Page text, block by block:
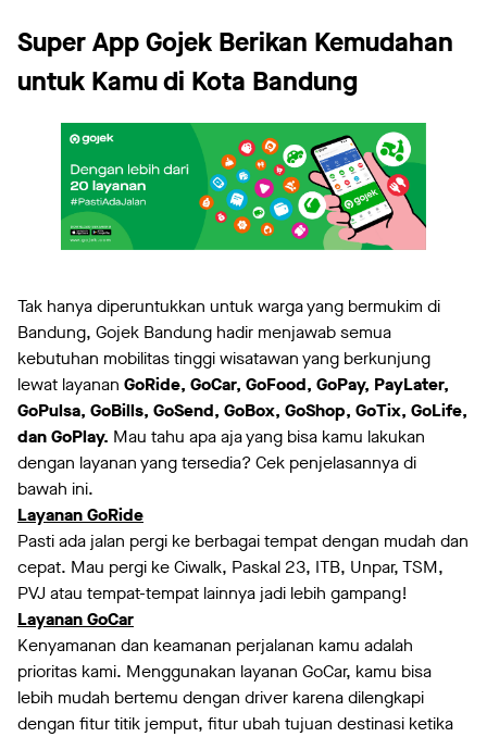
Super App Gojek Berikan Kemudahan
untuk Kamu di Kota Bandung
Tak hanya diperuntukkan untuk warga yang bermukim di
Bandung, Gojek Bandung hadir menjawab semua
kebutuhan mobilitas tinggi wisatawan yang berkunjung
lewat layanan GoRide, GoCar, GoFood, GoPay, PayLater,
GoPulsa, GoBills, GoSend, GoBox, GoShop, GoTix, GoLife,
dan GoPlay. Mau tahu apa aja yang bisa kamu lakukan
dengan layanan yang tersedia? Cek penjelasannya di
bawah ini.
Layanan GoRide
Pasti ada jalan pergi ke berbagai tempat dengan mudah dan
cepat. Mau pergi ke Ciwalk, Paskal 23, ITB, Unpar, TSM,
PVJ atau tempat-tempat lainnya jadi lebih gampang!
Layanan GoCar
Kenyamanan dan keamanan perjalanan kamu adalah
prioritas kami. Menggunakan layanan GoCar, kamu bisa
lebih mudah bertemu dengan driver karena dilengkapi
dengan fitur titik jemput, fitur ubah tujuan destinasi ketika